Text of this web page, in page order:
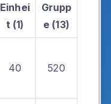
Einhei
t (1)
Grupp
e (13)
40 520